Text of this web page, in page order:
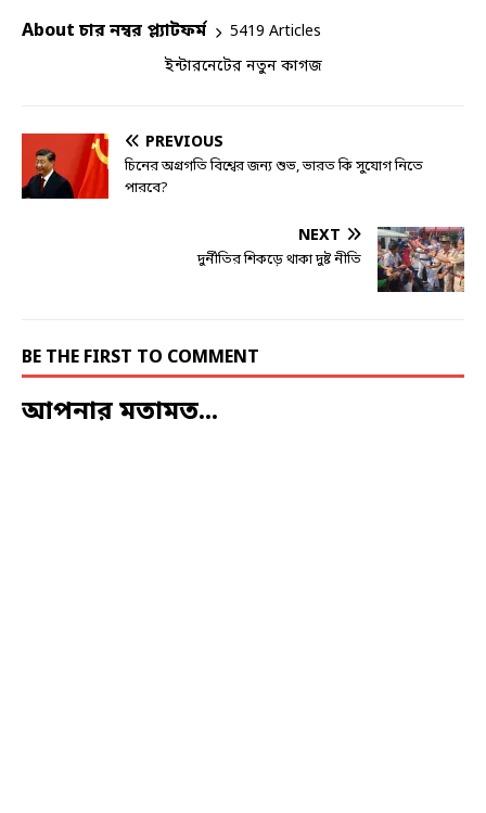
About চার নম্বর প্ল্যাটফর্ম
5419 Articles
ইন্টারনেটের নতুন কাগজ
PREVIOUS
চিনের অগ্রগতি বিশ্বের জন্য শুভ, ভারত কি সুযোগ নিতে
পারবে?
NEXT
দুর্নীতির শিকড়ে থাকা দুষ্ট নীতি
BE THE FIRST TO COMMENT
আপনার মতামত...